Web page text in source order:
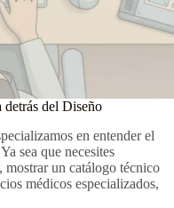
del Diseño
en entender el
sea que necesites
mostrar un catálogo técnico
médicos especializados,